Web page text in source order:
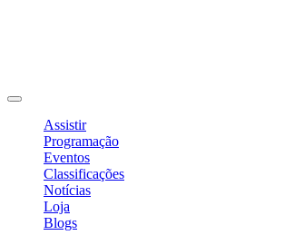
Assistir
Programação
Eventos
Classificações
Notícias
Loja
Blogs